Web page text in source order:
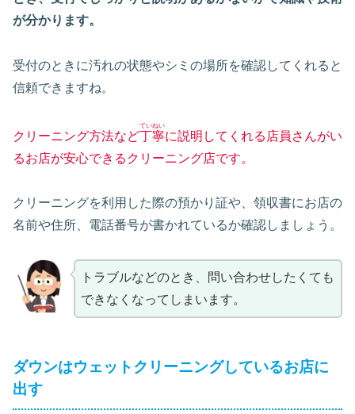
が分かります。
受付のときに汚れの状態やシミの場所を確認してくれると
信頼できますね。
クリーニング方法など丁寧
ていねい
に説明してくれる店員さんがい
るお店が安心できるクリーニング店です。
クリーニングを利用した際の預かり証や、領収書にお店の
名前や住所、電話番号が書かれているか確認しましょう。
トラブルなどのとき、問い合わせしたくても
できなくなってしまいます。
ダウンはウェットクリーニングしているお店に
出す